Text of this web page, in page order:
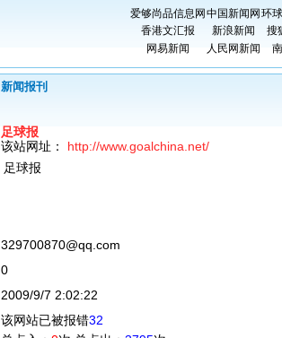
爱够尚品信息网 中国新闻网 环
香港文汇报
新浪新闻
搜
网易新闻
人民网新闻
新闻报刊
足球报
该站网址： http://www.goalchina.net/
足球报
329700870@qq.com
0
2009/9/7 2:02:22
该网站已被报错32